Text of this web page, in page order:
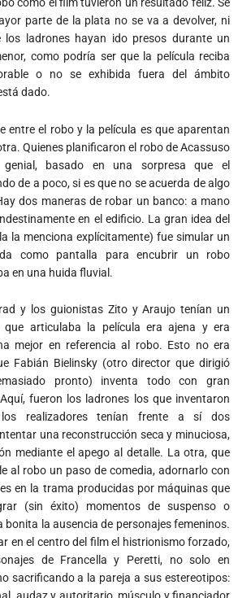
parte de la plata no se va a devolver, ni
ladrones hayan ido presos durante un
como podría ser que la película reciba
o no se exhibida fuera del ámbito
dado.
entre el robo y la película es que aparentan
Quienes planificaron el robo de Acassuso
genial, basado en una sorpresa que el
de a poco, si es que no se acuerda de algo
dos maneras de robar un banco: a mano
en el edificio. La gran idea del
la menciona explícitamente) fue simular un
como pantalla para encubrir un robo
en una huida fluvial.
y los guionistas Zito y Araujo tenían un
que articulaba la película era ajena y era
mejor en referencia al robo. Esto no era
Fabián Bielinsky (otro director que dirigió
pronto) inventa todo con gran
Aquí, fueron los ladrones los que inventaron
realizadores tenían frente a sí dos
una reconstrucción seca y minuciosa,
mediante el apego al detalle. La otra, que
al robo un paso de comedia, adornarlo con
en la trama producidas por máquinas que
(sin éxito) momentos de suspenso o
bonita la ausencia de personajes femeninos.
en el centro del film el histrionismo forzado,
de Francella y Peretti, no solo en
sacrificando a la pareja a sus estereotipos: